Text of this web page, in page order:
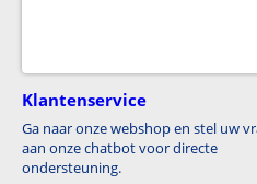
Klantenservice
Ga naar onze webshop en stel uw
aan onze chatbot voor directe
ondersteuning.